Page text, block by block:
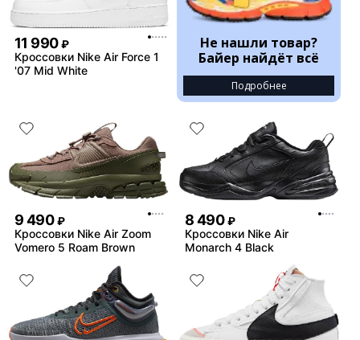
11 990 ₽
Кроссовки Nike Air Force 1
'07 Mid White
Не нашли товар?
Байер найдёт всё
Подробнее
9 490 ₽
Кроссовки Nike Air Zoom
Vomero 5 Roam Brown
8 490 ₽
Кроссовки Nike Air
Monarch 4 Black